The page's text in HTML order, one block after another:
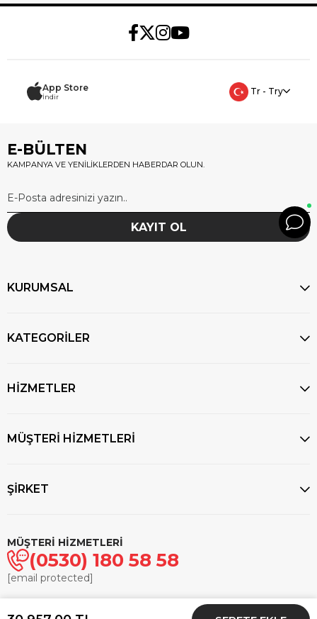
App Store
İndir
Tr - Try
E-BÜLTEN
KAMPANYA VE YENİLİKLERDEN HABERDAR OLUN.
KAYIT OL
KURUMSAL
KATEGORİLER
HİZMETLER
MÜŞTERİ HİZMETLERİ
ŞİRKET
MÜŞTERİ HİZMETLERİ
(0530) 180 58 58
[email protected]
- Tüm hakları saklıdır.